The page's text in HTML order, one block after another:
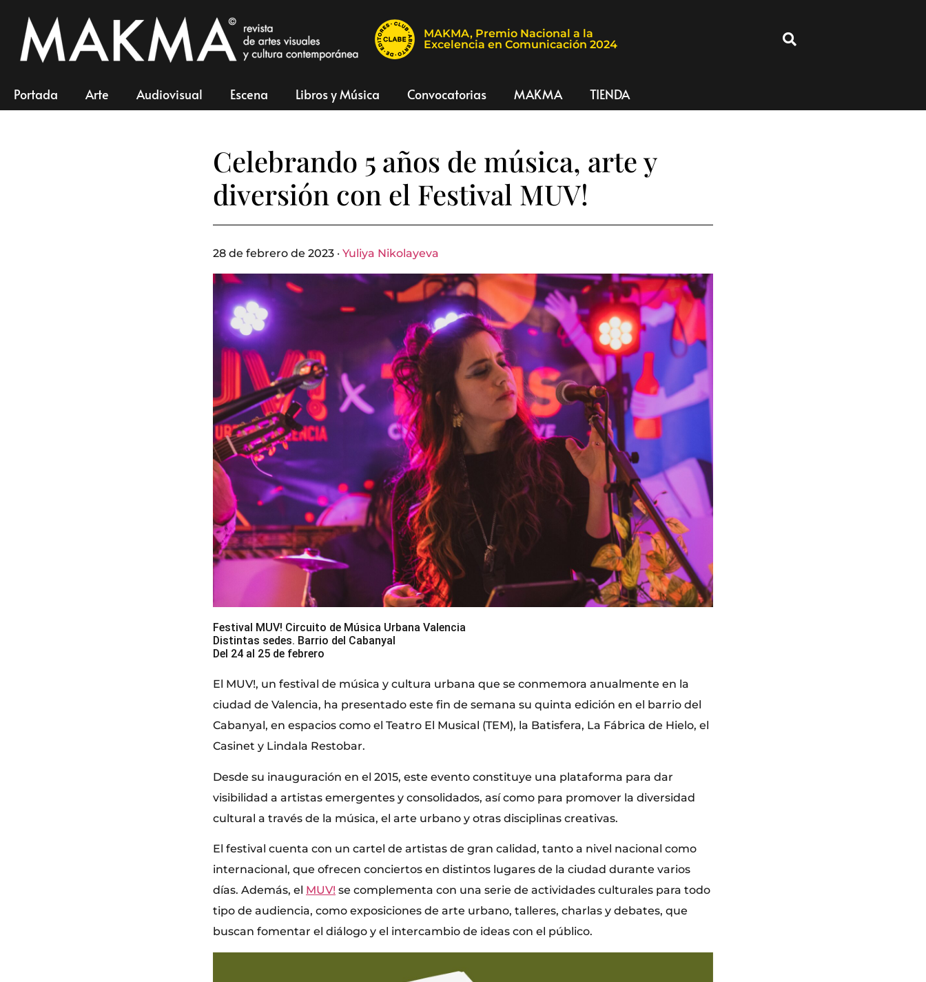
MAKMA, Premio Nacional a la
Excelencia en Comunicación 2024
Portada Arte Audiovisual Escena Libros y Música Convocatorias MAKMA TIENDA
Celebrando 5 años de música, arte y
diversión con el Festival MUV!
28 de febrero de 2023 · Yuliya Nikolayeva
Festival MUV! Circuito de Música Urbana Valencia
Distintas sedes. Barrio del Cabanyal
Del 24 al 25 de febrero
El MUV!, un festival de música y cultura urbana que se conmemora anualmente en la
ciudad de Valencia, ha presentado este fin de semana su quinta edición en el barrio del
Cabanyal, en espacios como el Teatro El Musical (TEM), la Batisfera, La Fábrica de Hielo, el
Casinet y Lindala Restobar.
Desde su inauguración en el 2015, este evento constituye una plataforma para dar
visibilidad a artistas emergentes y consolidados, así como para promover la diversidad
cultural a través de la música, el arte urbano y otras disciplinas creativas.
El festival cuenta con un cartel de artistas de gran calidad, tanto a nivel nacional como
internacional, que ofrecen conciertos en distintos lugares de la ciudad durante varios
días. Además, el MUV! se complementa con una serie de actividades culturales para todo
tipo de audiencia, como exposiciones de arte urbano, talleres, charlas y debates, que
buscan fomentar el diálogo y el intercambio de ideas con el público.